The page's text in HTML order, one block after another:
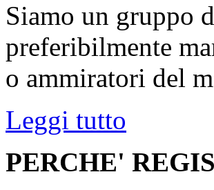
Siamo un gruppo
preferibilmente
o ammiratori del
Leggi tutto
PERCHE'